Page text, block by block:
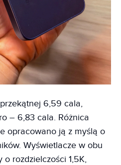
6,59 cala,
– 6,83 cala. Różnica
opracowano ją z myślą o
Wyświetlacze w obu
rozdzielczości 1,5K,